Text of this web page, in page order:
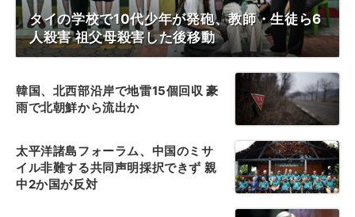
タイの学校で10代少年が発砲、教師・生徒ら6
人殺害 祖父母殺害した後移動
韓国、北西部沿岸で地雷15個回収 豪
雨で北朝鮮から流出か
太平洋諸島フォーラム、中国のミサ
イル非難する共同声明採択できず 親
中2か国が反対